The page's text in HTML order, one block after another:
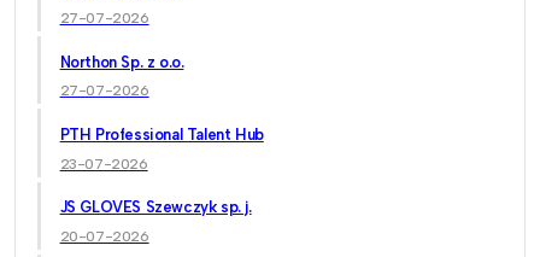
27-07-2026
Northon Sp. z o.o.
27-07-2026
PTH Professional Talent Hub
23-07-2026
JS GLOVES Szewczyk sp. j.
20-07-2026